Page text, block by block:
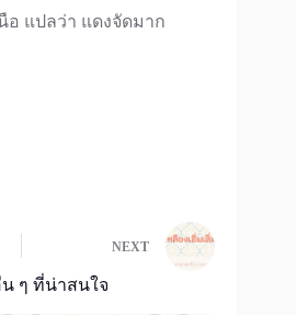
อ แปลว่า แดงจัดมาก
NEXT
ๆ ที่น่าสนใจ